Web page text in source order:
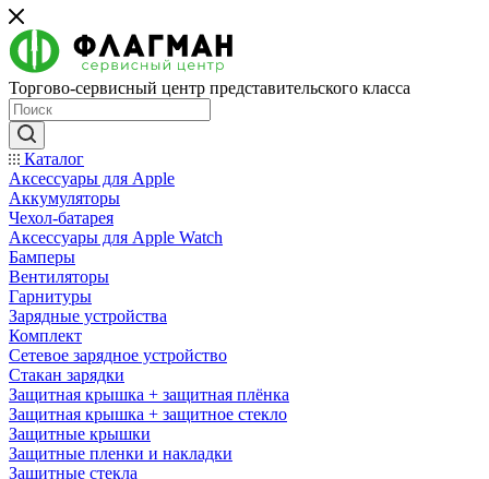
Торгово-сервисный центр представительского класса
Каталог
Аксессуары для Apple
Аккумуляторы
Чехол-батарея
Аксессуары для Apple Watch
Бамперы
Вентиляторы
Гарнитуры
Зарядные устройства
Комплект
Сетевое зарядное устройство
Стакан зарядки
Защитная крышка + защитная плёнка
Защитная крышка + защитное стекло
Защитные крышки
Защитные пленки и накладки
Защитные стекла